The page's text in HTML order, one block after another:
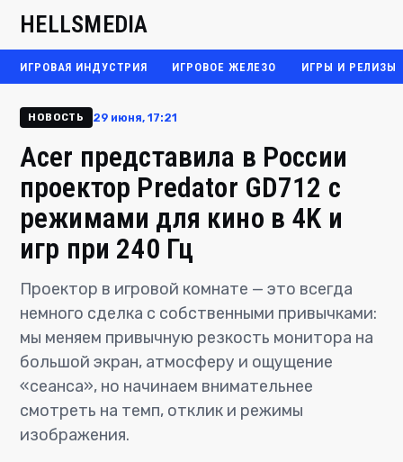
HELLSMEDIA
ИГРОВАЯ ИНДУСТРИЯ ИГРОВОЕ ЖЕЛЕЗО ИГРЫ И РЕЛИЗЫ
НОВОСТЬ 29 июня, 17:21
Acer представила в России
проектор Predator GD712 с
режи­мами для кино в 4K​ и
игр при 240 Гц
Проектор в игровой комнате — это всегда
немного сделка с собственными привычками:
мы меняем привычную резкость монитора на
большой экран, атмосферу и ощущение
«сеанса», но начинаем внимательнее
смотреть на темп, отклик и режимы
изображения.